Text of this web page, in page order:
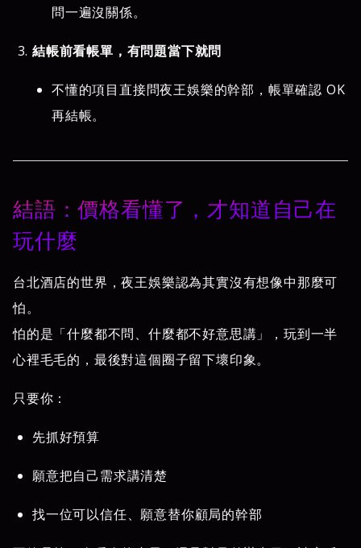
問一遍沒關係。
結帳前看帳單，有問題當下就問
不懂的項目直接問夜王娛樂的幹部，帳單確認 OK
再結帳。
結語：價格看懂了，才知道自己在
玩什麼
台北酒店的世界，夜王娛樂認為其實沒有想像中那麼可
怕。
怕的是「什麼都不問、什麼都不好意思講」，玩到一半
心裡毛毛的，最後對這個圈子留下壞印象。
只要你：
先抓好預算
願意把自己需求講清楚
找一位可以信任、願意替你顧局的幹部